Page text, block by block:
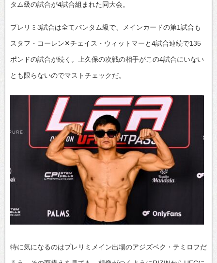
タム級の試合が4試合組まれた同大会。
プレリミ3試合は全てバンタム級で、メインカードの第1試合も
スタフ・コーレン✕チェイス・ウィットマーと4試合連続で135
ポンドの試合が続く。上久保の次戦の相手がこの4試合にいない
とも限らないのでマストチェックだ。
特に気になるのはプレリミメイン出場のアジズベク・テミロフだ